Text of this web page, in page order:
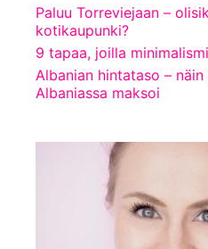
Paluu Torreviejaan –
kotikaupunki?
9 tapaa, joilla
Albanian hintataso –
Albaniassa maksoi